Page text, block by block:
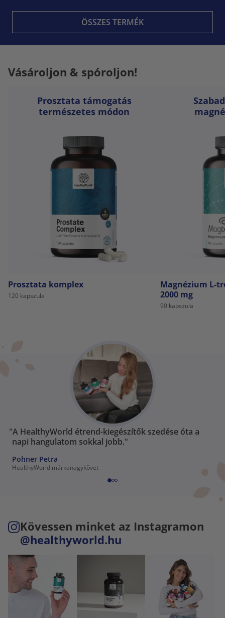
ÖSSZES TERMÉK
Vásároljon & spóroljon!
Prosztata támogatás
természetes módon
Prosztata komplex
120 kapszula
Magnézium L-
2000 mg
90 kapszula
"A HealthyWorld étrend-kiegészítők szedése óta a
napi hangulatom sokkal jobb."
Pohner Petra
HealthyWorld márkanagykövet
Kövessen minket az Instagramon
@healthyworld.hu